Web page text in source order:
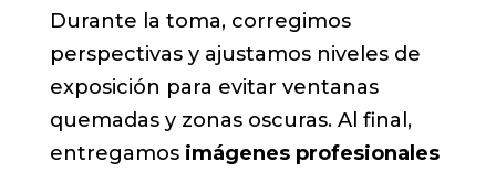
Durante la toma, corregimos
perspectivas y ajustamos niveles de
exposición para evitar ventanas
quemadas y zonas oscuras. Al final,
entregamos imágenes profesionales